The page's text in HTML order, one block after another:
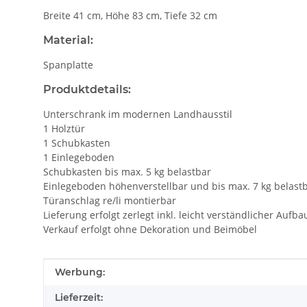
Breite 41 cm, Höhe 83 cm, Tiefe 32 cm
Material:
Spanplatte
Produktdetails:
Unterschrank im modernen Landhausstil
1 Holztür
1 Schubkasten
1 Einlegeboden
Schubkasten bis max. 5 kg belastbar
Einlegeboden höhenverstellbar und bis max. 7 kg
Türanschlag re/li montierbar
Lieferung erfolgt zerlegt inkl. leicht verständlicher
Verkauf erfolgt ohne Dekoration und Beimöbel
Produkteigenschaft
Wert
Werbung:
Lieferzeit: